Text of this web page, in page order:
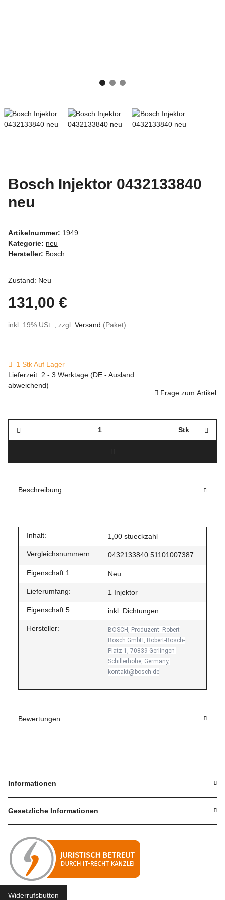
Bosch Injektor 0432133840
neu
Artikelnummer: 1949
Kategorie: neu
Hersteller: Bosch
Zustand: Neu
131,00 €
inkl. 19% USt. , zzgl. Versand (Paket)
1 Stk Auf Lager
Lieferzeit: 2 - 3 Werktage (DE - Ausland
abweichend)
Frage zum Artikel
Stk
Beschreibung
Inhalt: 1,00 stueckzahl
Vergleichsnummern: 0432133840 51101007387
Eigenschaft 1: Neu
Lieferumfang: 1 Injektor
Eigenschaft 5: inkl. Dichtungen
Hersteller:
BOSCH, Produzent: Robert
Bosch GmbH, Robert-Bosch-
Platz 1, 70839 Gerlingen-
Schillerhöhe, Germany,
kontakt@bosch.de
Bewertungen
Informationen
Gesetzliche Informationen
Widerrufsbutton